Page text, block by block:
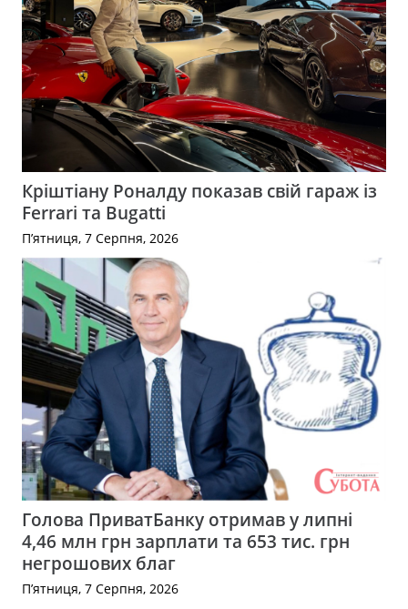
Кріштіану Роналду показав свій гараж із
Ferrari та Bugatti
П’ятниця, 7 Серпня, 2026
Голова ПриватБанку отримав у липні
4,46 млн грн зарплати та 653 тис. грн
негрошових благ
П’ятниця, 7 Серпня, 2026